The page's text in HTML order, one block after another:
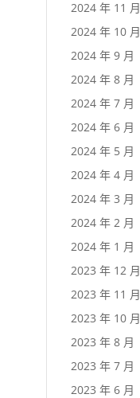
2024 年 11 月
2024 年 10 月
2024 年 9 月
2024 年 8 月
2024 年 7 月
2024 年 6 月
2024 年 5 月
2024 年 4 月
2024 年 3 月
2024 年 2 月
2024 年 1 月
2023 年 12 月
2023 年 11 月
2023 年 10 月
2023 年 8 月
2023 年 7 月
2023 年 6 月